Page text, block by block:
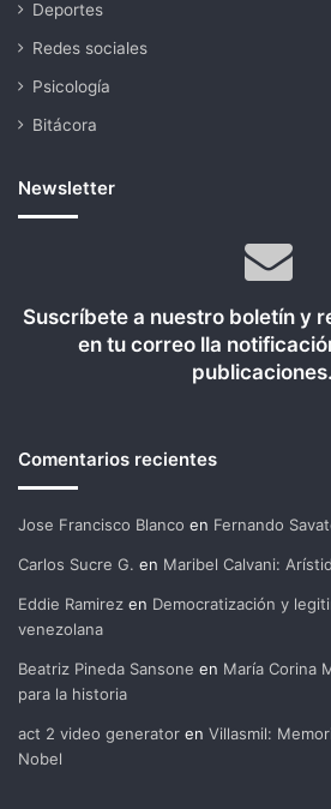
Deportes
Redes sociales
Psicología
Bitácora
Newsletter
Suscríbete a nuestro boletín y
en tu correo lla
Comentarios recientes
Jose Francisco Blanco en Fernando
Carlos Sucre G. en Maribel Calvani:
Eddie Ramirez en Democratización y
venezolana
Beatriz Pineda Sansone en María Corina
para la historia
act 2 video generator en Villasmil:
Nobel